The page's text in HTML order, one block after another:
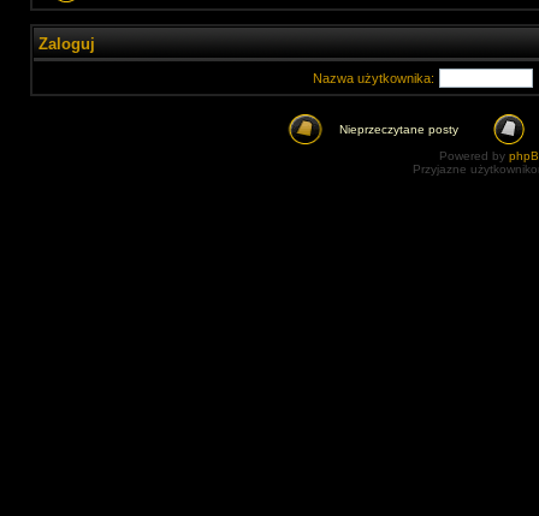
Zaloguj
Nazwa użytkownika:
Nieprzeczytane posty
Powered by
Przyjazne